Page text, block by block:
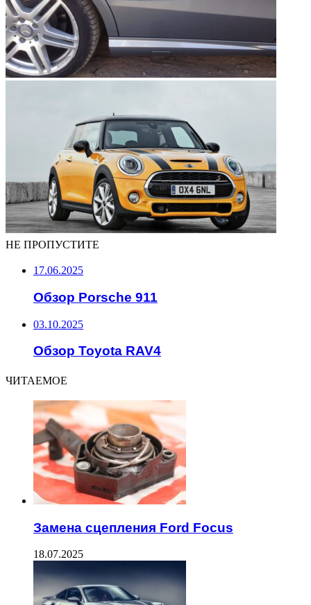
НЕ ПРОПУСТИТЕ
17.06.2025
Обзор Porsche 911
03.10.2025
Обзор Toyota RAV4
ЧИТАЕМОЕ
Замена сцепления Ford Focus
18.07.2025